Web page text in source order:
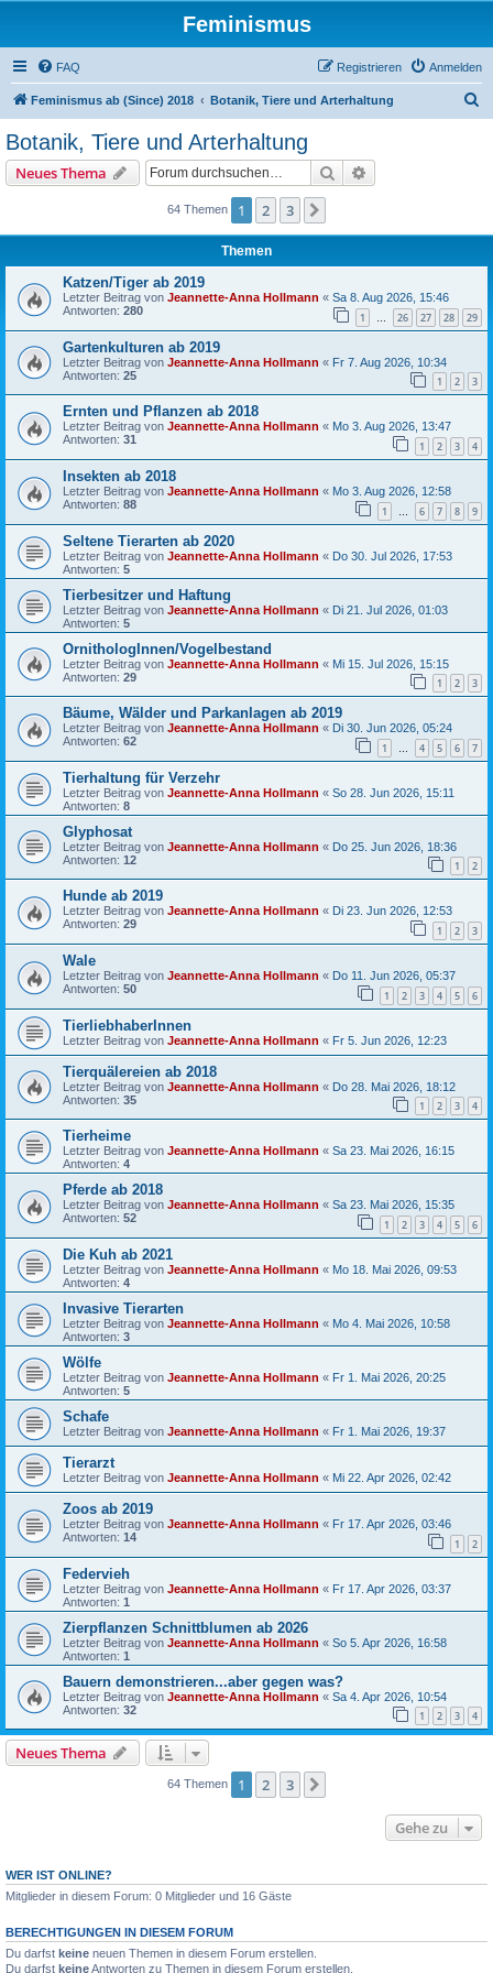
Feminismus
FAQ Anmelden
Registrieren
Feminismus ab (Since) 2018 Botanik, Tiere und Arterhaltung
Botanik, Tiere und Arterhaltung
Neues Thema Suche
64 Themen 1 2 3
Themen
Katzen/Tiger ab 2019
Letzter Beitrag von Jeannette-Anna Hollmann « Sa 8. Aug 2026, 15:46
Antworten: 280 1 … 26 27 28 29
Gartenkulturen ab 2019
Letzter Beitrag von Jeannette-Anna Hollmann « Fr 7. Aug 2026, 10:34
Antworten: 25 1 2 3
Ernten und Pflanzen ab 2018
Letzter Beitrag von Jeannette-Anna Hollmann « Mo 3. Aug 2026, 13:47
Antworten: 31 1 2 3 4
Insekten ab 2018
Letzter Beitrag von Jeannette-Anna Hollmann « Mo 3. Aug 2026, 12:58
Antworten: 88 1 … 6 7 8 9
Seltene Tierarten ab 2020
Letzter Beitrag von Jeannette-Anna Hollmann « Do 30. Jul 2026, 17:53
Antworten: 5
Tierbesitzer und Haftung
Letzter Beitrag von Jeannette-Anna Hollmann « Di 21. Jul 2026, 01:03
Antworten: 5
OrnithologInnen/Vogelbestand
Letzter Beitrag von Jeannette-Anna Hollmann « Mi 15. Jul 2026, 15:15
Antworten: 29 1 2 3
Bäume, Wälder und Parkanlagen ab 2019
Letzter Beitrag von Jeannette-Anna Hollmann « Di 30. Jun 2026, 05:24
Antworten: 62 1 … 4 5 6 7
Tierhaltung für Verzehr
Letzter Beitrag von Jeannette-Anna Hollmann « So 28. Jun 2026, 15:11
Antworten: 8
Glyphosat
Letzter Beitrag von Jeannette-Anna Hollmann « Do 25. Jun 2026, 18:36
Antworten: 12 1 2
Hunde ab 2019
Letzter Beitrag von Jeannette-Anna Hollmann « Di 23. Jun 2026, 12:53
Antworten: 29 1 2 3
Wale
Letzter Beitrag von Jeannette-Anna Hollmann « Do 11. Jun 2026, 05:37
Antworten: 50 1 2 3 4 5 6
TierliebhaberInnen
Letzter Beitrag von Jeannette-Anna Hollmann « Fr 5. Jun 2026, 12:23
Tierquälereien ab 2018
Letzter Beitrag von Jeannette-Anna Hollmann « Do 28. Mai 2026, 18:12
Antworten: 35 1 2 3 4
Tierheime
Letzter Beitrag von Jeannette-Anna Hollmann « Sa 23. Mai 2026, 16:15
Antworten: 4
Pferde ab 2018
Letzter Beitrag von Jeannette-Anna Hollmann « Sa 23. Mai 2026, 15:35
Antworten: 52 1 2 3 4 5 6
Die Kuh ab 2021
Letzter Beitrag von Jeannette-Anna Hollmann « Mo 18. Mai 2026, 09:53
Antworten: 4
Invasive Tierarten
Letzter Beitrag von Jeannette-Anna Hollmann « Mo 4. Mai 2026, 10:58
Antworten: 3
Wölfe
Letzter Beitrag von Jeannette-Anna Hollmann « Fr 1. Mai 2026, 20:25
Antworten: 5
Schafe
Letzter Beitrag von Jeannette-Anna Hollmann « Fr 1. Mai 2026, 19:37
Tierarzt
Letzter Beitrag von Jeannette-Anna Hollmann « Mi 22. Apr 2026, 02:42
Zoos ab 2019
Letzter Beitrag von Jeannette-Anna Hollmann « Fr 17. Apr 2026, 03:46
Antworten: 14 1 2
Federvieh
Letzter Beitrag von Jeannette-Anna Hollmann « Fr 17. Apr 2026, 03:37
Antworten: 1
Zierpflanzen Schnittblumen ab 2026
Letzter Beitrag von Jeannette-Anna Hollmann « So 5. Apr 2026, 16:58
Antworten: 1
Bauern demonstrieren...aber gegen was?
Letzter Beitrag von Jeannette-Anna Hollmann « Sa 4. Apr 2026, 10:54
Antworten: 32 1 2 3 4
Neues Thema
64 Themen 1 2 3
Gehe zu
WER IST ONLINE?
Mitglieder in diesem Forum: 0 Mitglieder und 16 Gäste
BERECHTIGUNGEN IN DIESEM FORUM
Du darfst keine neuen Themen in diesem Forum erstellen.
Du darfst keineAntworten zu Themen in diesem Forum erstellen.